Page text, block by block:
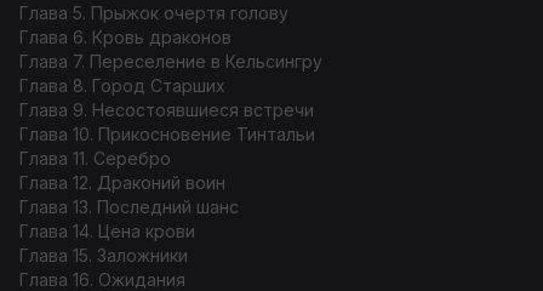
Глава 5. Прыжок очертя голову
Глава 6. Кровь драконов
Глава 7. Переселение в Кельсингру
Глава 8. Город Старших
Глава 9. Несостоявшиеся встречи
Глава 10. Прикосновение Тинтальи
Глава 11. Серебро
Глава 12. Драконий воин
Глава 13. Последний шанс
Глава 14. Цена крови
Глава 15. Заложники
Глава 16. Ожидания